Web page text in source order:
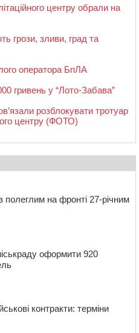
центру обрали на
грози, зливи, град та
оператора БпЛА
гривень у “Лото-Забава”
розблокувати тротуар
центру (ФОТО)
на фронті 27-річним
оформити 920
контракти: терміни